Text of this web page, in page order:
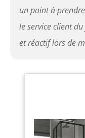
un point à
le service client
et réactif lors de